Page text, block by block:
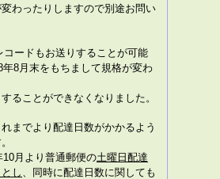
わったりしますので別途お問い
コードもお送りすることが可能
年8月末をもちまして規格が変わ
ることができなくなりました。
までより配達日数がかかるよう
月より普通郵便の土曜日配達
し 、同時に配達日数に関しても